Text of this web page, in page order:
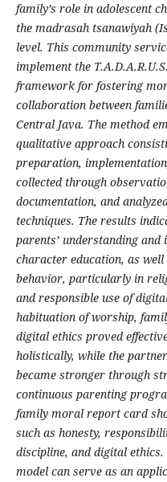
family’s role in adolescent
the madrasah tsanawiyah
level. This community
implement the
framework for fostering
collaboration between
Central Java. The method
qualitative approach
preparation,
collected through
documentation, and
techniques. The results
parents’ understanding
character education, as well
behavior, particularly in
and responsible use of
habituation of worship,
digital ethics proved
holistically, while the
became stronger through
continuous parenting
family moral report card
such as honesty,
discipline, and digital ethics.
model can serve as an